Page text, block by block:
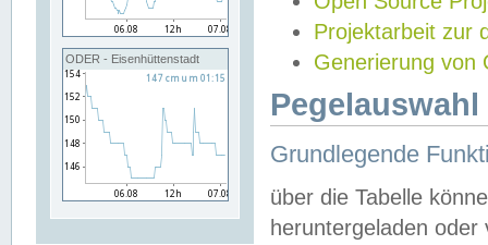
ODER - Eisenhüttenstadt
Projektarbeit zur
Generierung von
Grundlegende
über die Tabelle
heruntergeladen oder